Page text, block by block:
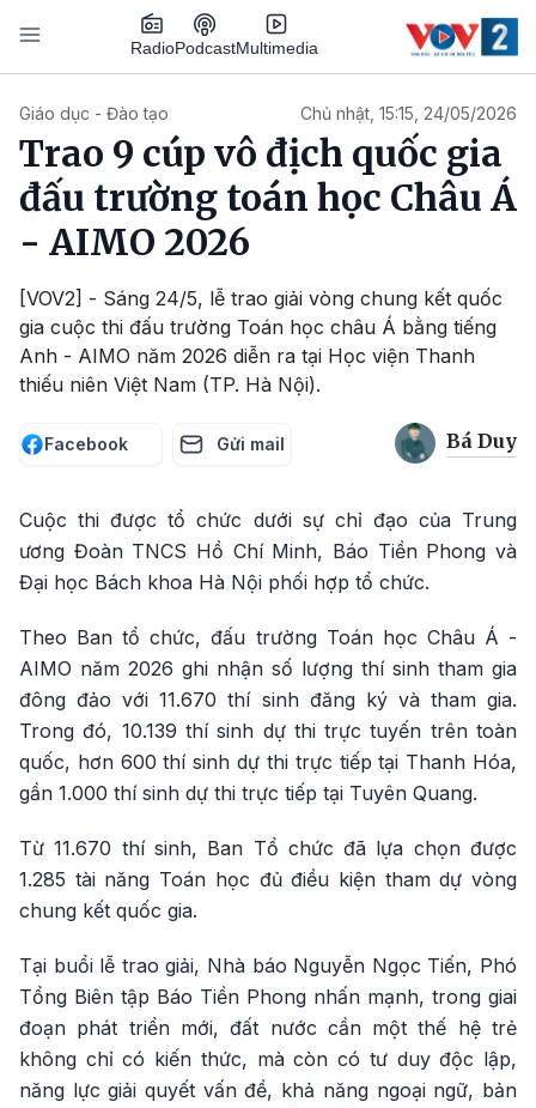
Nhảy đến nội dung
RadioPodcastMultimedia
Giáo dục - Đào tạo Chủ nhật, 15:15, 24/05/2026
Trao 9 cúp vô địch quốc gia
đấu trường toán học Châu Á
- AIMO 2026
[VOV2] - Sáng 24/5, lễ trao giải vòng chung kết quốc
gia cuộc thi đấu trường Toán học châu Á bằng tiếng
Anh - AIMO năm 2026 diễn ra tại Học viện Thanh
thiếu niên Việt Nam (TP. Hà Nội).
Facebook Gửi mail Bá Duy
Cuộc thi được tổ chức dưới sự chỉ đạo của Trung
ương Đoàn TNCS Hồ Chí Minh, Báo Tiền Phong và
Đại học Bách khoa Hà Nội phối hợp tổ chức.
Theo Ban tổ chức, đấu trường Toán học Châu Á -
AIMO năm 2026 ghi nhận số lượng thí sinh tham gia
đông đảo với 11.670 thí sinh đăng ký và tham gia.
Trong đó, 10.139 thí sinh dự thi trực tuyến trên toàn
quốc, hơn 600 thí sinh dự thi trực tiếp tại Thanh Hóa,
gần 1.000 thí sinh dự thi trực tiếp tại Tuyên Quang.
Từ 11.670 thí sinh, Ban Tổ chức đã lựa chọn được
1.285 tài năng Toán học đủ điều kiện tham dự vòng
chung kết quốc gia.
Tại buổi lễ trao giải, Nhà báo Nguyễn Ngọc Tiến, Phó
Tổng Biên tập Báo Tiền Phong nhấn mạnh, trong giai
đoạn phát triển mới, đất nước cần một thế hệ trẻ
không chỉ có kiến thức, mà còn có tư duy độc lập,
năng lực giải quyết vấn đề, khả năng ngoại ngữ, bản